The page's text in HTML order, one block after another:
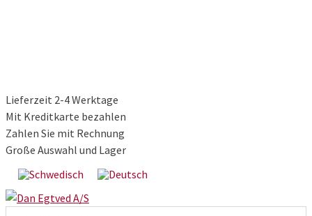
Lieferzeit 2-4 Werktage
Mit Kreditkarte bezahlen
Zahlen Sie mit Rechnung
Große Auswahl und Lager